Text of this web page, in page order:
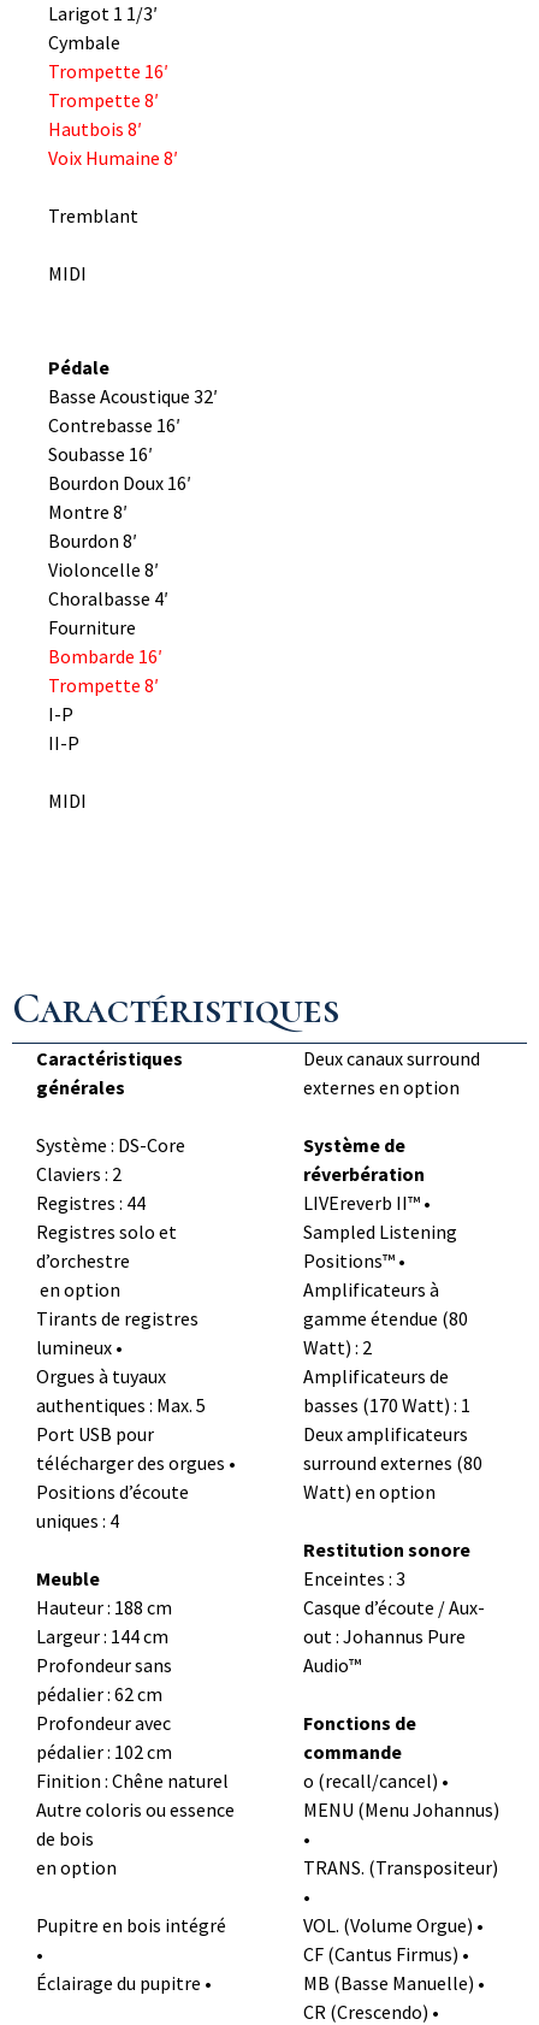
Larigot 1 1/3′
Cymbale
Trompette 16′
Trompette 8′
Hautbois 8′
Voix Humaine 8′
Tremblant
MIDI
Pédale
Basse Acoustique 32′
Contrebasse 16′
Soubasse 16′
Bourdon Doux 16′
Montre 8′
Bourdon 8′
Violoncelle 8′
Choralbasse 4′
Fourniture
Bombarde 16′
Trompette 8′
I-P
II-P
MIDI
Caractéristiques
Caractéristiques
générales
Système : DS-Core
Claviers : 2
Registres : 44
Registres solo et
d’orchestre
en option
Tirants de registres
lumineux •
Orgues à tuyaux
authentiques : Max. 5
Port USB pour
télécharger des orgues •
Positions d’écoute
uniques : 4
Meuble
Hauteur : 188 cm
Largeur : 144 cm
Profondeur sans
pédalier : 62 cm
Profondeur avec
pédalier : 102 cm
Finition : Chêne naturel
Autre coloris ou essence
de bois
en option
Pupitre en bois intégré
•
Éclairage du pupitre •
Deux canaux surround
externes en option
Système de
réverbération
LIVEreverb II™ •
Sampled Listening
Positions™ •
Amplificateurs à
gamme étendue (80
Watt) : 2
Amplificateurs de
basses (170 Watt) : 1
Deux amplificateurs
surround externes (80
Watt) en option
Restitution sonore
Enceintes : 3
Casque d’écoute / Aux-
out : Johannus Pure
Audio™
Fonctions de
commande
o (recall/cancel) •
MENU (Menu Johannus)
•
TRANS. (Transpositeur)
•
VOL. (Volume Orgue) •
CF (Cantus Firmus) •
MB (Basse Manuelle) •
CR (Crescendo) •